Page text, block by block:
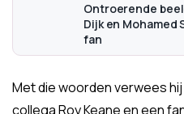
Ontroerende
Dijk en Mohamed
fan
Met die woorden verwees
collega Roy Keane en een